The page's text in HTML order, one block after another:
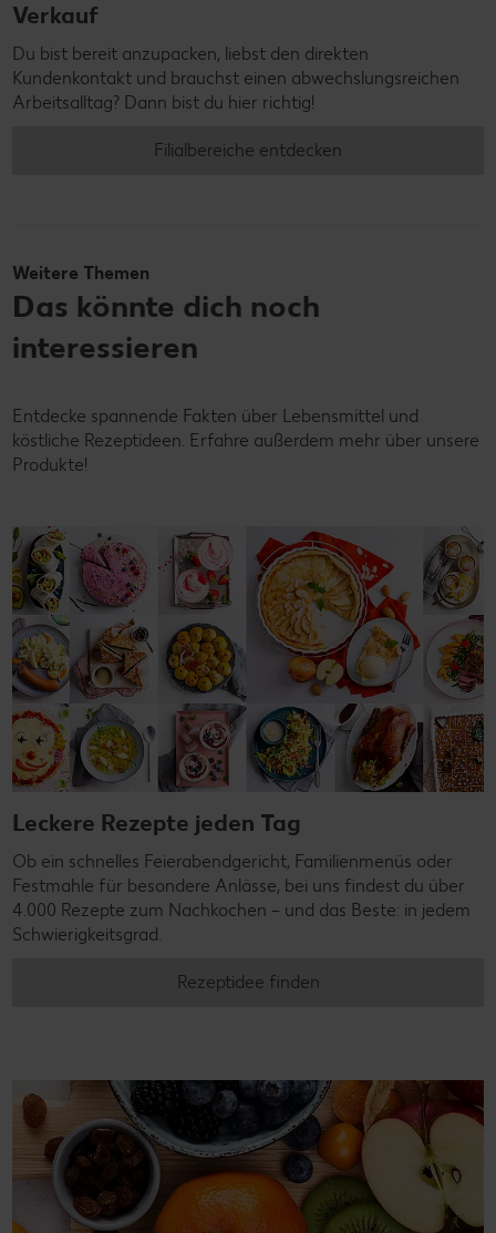
Verkauf
Du bist bereit anzupacken, liebst den direkten
Kundenkontakt und brauchst einen abwechslungsreichen
Arbeitsalltag? Dann bist du hier richtig!
Filialbereiche entdecken
Weitere Themen
Das könnte dich noch
interessieren
Entdecke spannende Fakten über Lebensmittel und
köstliche Rezeptideen. Erfahre außerdem mehr über unsere
Produkte!
Leckere Rezepte jeden Tag
Ob ein schnelles Feierabendgericht, Familienmenüs oder
Festmahle für besondere Anlässe, bei uns findest du über
4.000 Rezepte zum Nachkochen – und das Beste: in jedem
Schwierigkeitsgrad.
Rezeptidee finden